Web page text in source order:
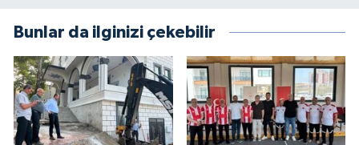
Bunlar da ilginizi çekebilir